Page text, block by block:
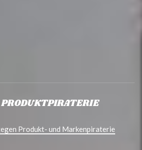
Produkt- und Markenpiraterie